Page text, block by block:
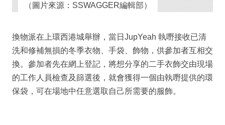
（圖片來源：SSWAGGER編輯部）
換物派在上環西港城舉辦，當日JupYeah 執嘢接收已清
洗和修補無損的冬季衣物、手袋、飾物，供參加者互相交
換。參加者先在網上登記，將想分享的二手衣飾交由現場
的工作人員檢查及篩選後，就會獲得一個由執嘢提供的環
保袋，可在場地中任意選取自己所需要的服飾。